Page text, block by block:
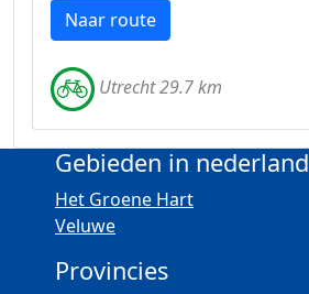
Naar route
Utrecht 29.7 km
Gebieden in nederland
Het Groene Hart
Veluwe
Provincies